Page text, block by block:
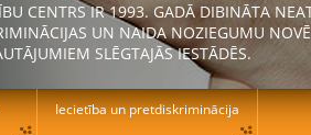
CENTRS IR 1993. GADĀ DIBINĀTA
UN NAIDA NOZIEGUMU
SLĒGTAJĀS IESTĀDĒS.
Iecietība un pretdiskriminācija